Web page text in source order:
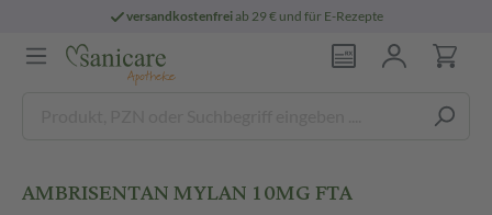
versandkostenfreiab 29 € und für E-Rezepte
AMBRISENTAN MYLAN 10MG FTA